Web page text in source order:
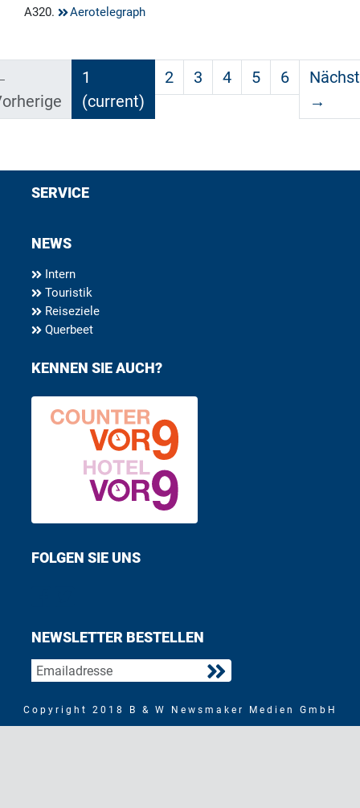
A320.
Aerotelegraph
1
(current)
2 3 4 5 6
→
SERVICE
NEWS
Intern
Touristik
Reiseziele
Querbeet
KENNEN SIE AUCH?
FOLGEN SIE UNS
NEWSLETTER BESTELLEN
Copyright 2018 B & W Newsmaker Medien GmbH